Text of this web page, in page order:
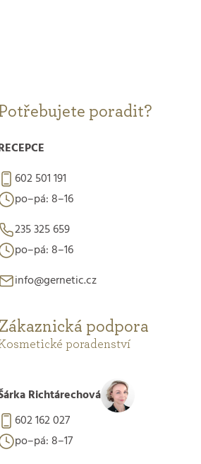
poradit?
602 501 191
po–pá: 8–16
235 325 659
po–pá: 8–16
info@gernetic.cz
podpora
poradenství
Richtárechová
602 162 027
po–pá: 8–17